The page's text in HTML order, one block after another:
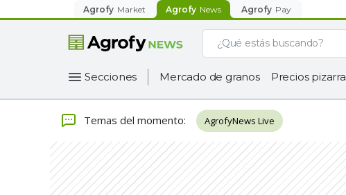
Agrofy Market Agrofy News Agrofy Pay
Secciones Mercado de granos Precios pizarra
Temas del momento: AgrofyNews Live